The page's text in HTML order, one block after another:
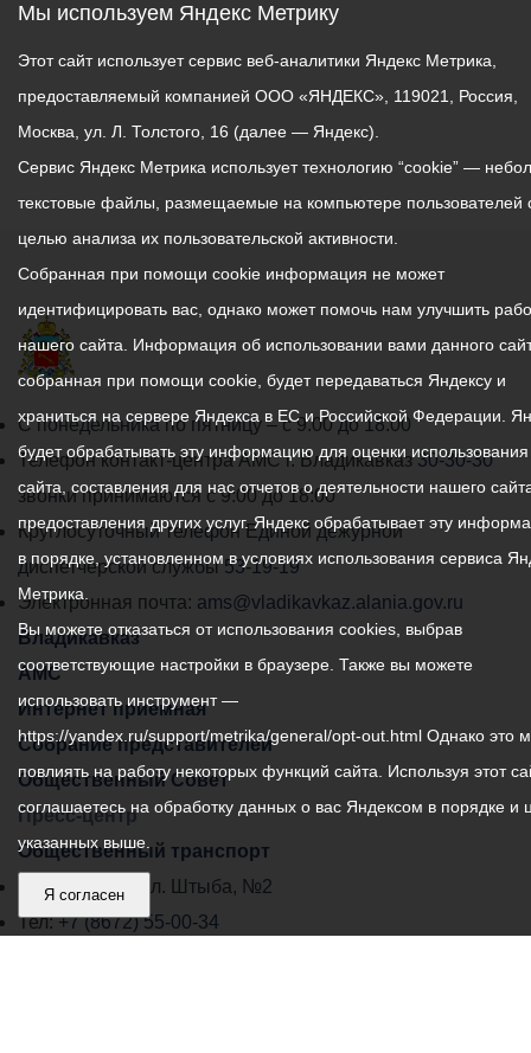
График
работы
администрации
местного
самоуправления
города
Владикавказ:
С понедельника по пятницу – с 9.00 до 18.00
Телефон контакт-центра АМС г. Владикавказ30-30-30
звонки принимаются с 9:00 до 18:00
Круглосуточный телефон Единой дежурной
диспетчерской службы53-19-19
Электронная почта: ams@vladikavkaz.alania.gov.ru
Владикавказ
АМС
Интернет приемная
Собрание представителей
Общественный Совет
Пресс-центр
Общественный транспорт
Владикавказ, пл. Штыба, №2
Тел:+7 (8672) 55-00-34
Мы используем Яндекс Метрику
Этот сайт использует сервис веб-аналитики Яндекс Метрика,
предоставляемый компанией ООО «ЯНДЕКС», 119021, Россия,
Москва, ул. Л. Толстого, 16 (далее — Яндекс).
Сервис Яндекс Метрика использует технологию “cookie” —
текстовые файлы, размещаемые на компьютере пользователей
целью анализа их пользовательской активности.
Собранная при помощи cookie информация не может
идентифицировать вас, однако может помочь нам улучшить
нашего сайта. Информация об использовании вами данного
собранная при помощи cookie, будет передаваться Яндексу и
храниться на сервере Яндекса в ЕС и Российской Федерации.
будет обрабатывать эту информацию для оценки
сайта, составления для нас отчетов о деятельности нашего
предоставления других услуг. Яндекс обрабатывает эту
в порядке, установленном в условиях использования сервиса
Метрика.
Вы можете отказаться от использования cookies, выбрав
соответствующие настройки в браузере. Также вы можете
использовать инструмент —
https://yandex.ru/support/metrika/general/opt-out.html Однако это
повлиять на работу некоторых функций сайта. Используя этот
соглашаетесь на обработку данных о вас Яндексом в порядке и
указанных выше.
Я согласен